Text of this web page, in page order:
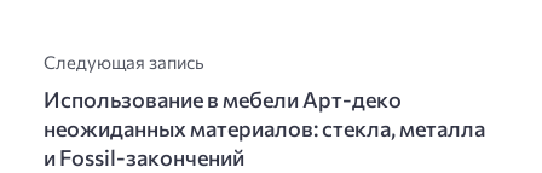
Следующая запись
Использование в мебели Арт-деко
неожиданных материалов: стекла, металла
и Fossil-закончений